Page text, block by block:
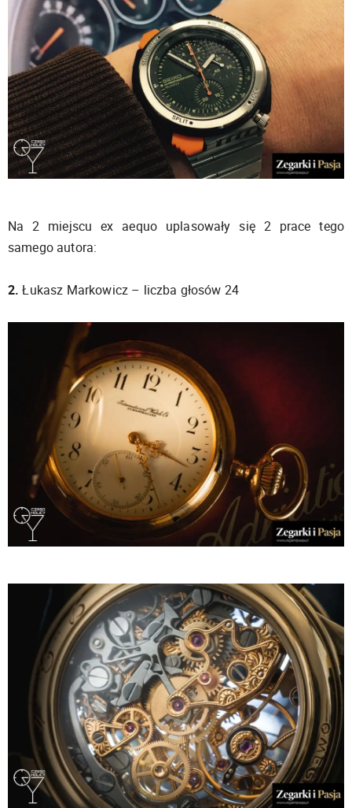
Na 2 miejscu ex aequo uplasowały się 2 prace tego
samego autora:
2. Łukasz Markowicz – liczba głosów 24